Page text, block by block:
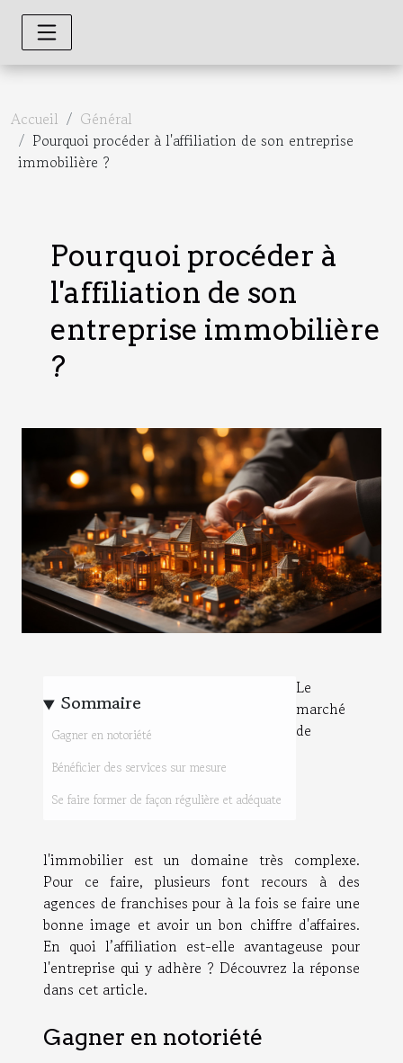
Accueil
Général
Pourquoi procéder à l'affiliation de son entreprise
immobilière ?
Pourquoi procéder à
l'affiliation de son
entreprise immobilière
?
Sommaire
Gagner en notoriété
Bénéficier des services sur mesure
Se faire former de façon régulière et adéquate
Le
marché
de
l'immobilier est un domaine très complexe.
Pour ce faire, plusieurs font recours à des
agences de franchises pour à la fois se faire une
bonne image et avoir un bon chiffre d'affaires.
En quoi l’affiliation est-elle avantageuse pour
l'entreprise qui y adhère ? Découvrez la réponse
dans cet article.
Gagner en notoriété